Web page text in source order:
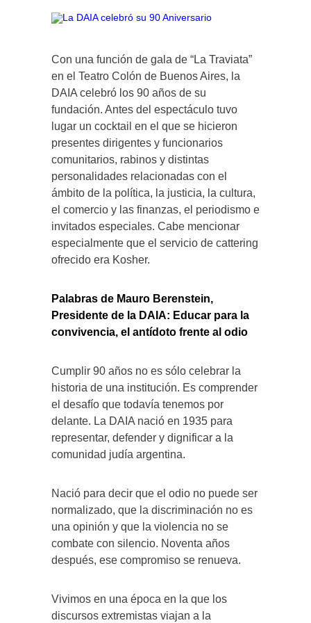
Con una función de gala de “La Traviata”
en el Teatro Colón de Buenos Aires, la
DAIA celebró los 90 años de su
fundación. Antes del espectáculo tuvo
lugar un cocktail en el que se hicieron
presentes dirigentes y funcionarios
comunitarios, rabinos y distintas
personalidades relacionadas con el
ámbito de la política, la justicia, la cultura,
el comercio y las finanzas, el periodismo e
invitados especiales. Cabe mencionar
especialmente que el servicio de cattering
ofrecido era Kosher.
Palabras de Mauro Berenstein,
Presidente de la DAIA: Educar para la
convivencia, el antídoto frente al odio
Cumplir 90 años no es sólo celebrar la
historia de una institución. Es comprender
el desafío que todavía tenemos por
delante. La DAIA nació en 1935 para
representar, defender y dignificar a la
comunidad judía argentina.
Nació para decir que el odio no puede ser
normalizado, que la discriminación no es
una opinión y que la violencia no se
combate con silencio. Noventa años
después, ese compromiso se renueva.
Vivimos en una época en la que los
discursos extremistas viajan a la